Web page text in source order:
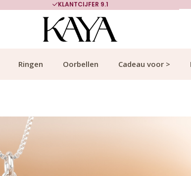
700.000+ TEVREDEN KLANTEN
Ringen Oorbellen Cadeau voor >